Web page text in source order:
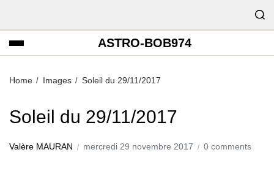
ASTRO-BOB974
Home Images Soleil du 29/11/2017
Soleil du 29/11/2017
Valère MAURAN mercredi 29 novembre 2017 0 comments